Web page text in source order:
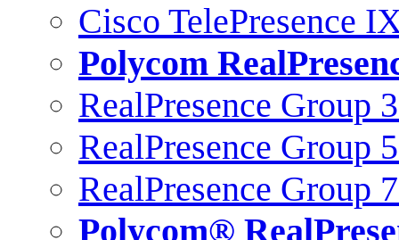
Cisco TelePresence
Polycom
RealPresence Group
RealPresence Group
RealPresence Group
Polycom®